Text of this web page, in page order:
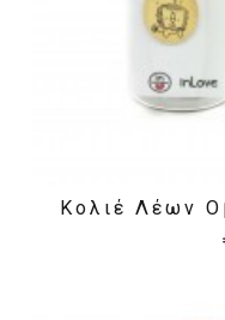
Κολιέ Λέων